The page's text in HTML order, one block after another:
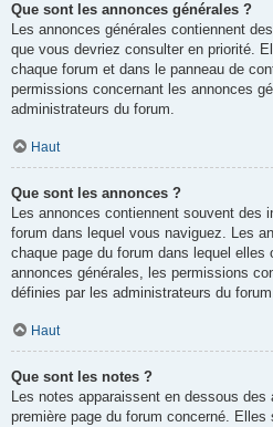
Que sont les annonces générales ?
Les annonces générales contiennent
que vous devriez consulter en priorité.
chaque forum et dans le panneau de
permissions concernant les annonces
administrateurs du forum.
Haut
Que sont les annonces ?
Les annonces contiennent souvent des
forum dans lequel vous naviguez. Les
chaque page du forum dans lequel
annonces générales, les permissions
définies par les administrateurs du
Haut
Que sont les notes ?
Les notes apparaissent en dessous
première page du forum concerné.